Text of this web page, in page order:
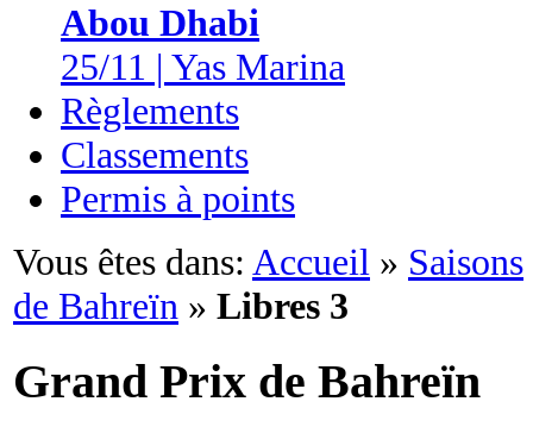
Abou Dhabi
25/11 | Yas Marina
Règlements
Classements
Permis à points
Vous êtes dans: Accueil » Saisons
de Bahreïn » Libres 3
Grand Prix de Bahreïn